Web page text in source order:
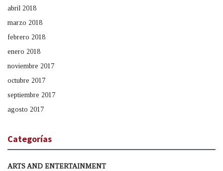
abril 2018
marzo 2018
febrero 2018
enero 2018
noviembre 2017
octubre 2017
septiembre 2017
agosto 2017
Categorías
ARTS AND ENTERTAINMENT